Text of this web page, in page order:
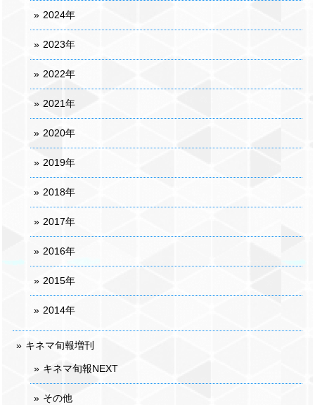
2024年
2023年
2022年
2021年
2020年
2019年
2018年
2017年
2016年
2015年
2014年
キネマ旬報増刊
キネマ旬報NEXT
その他